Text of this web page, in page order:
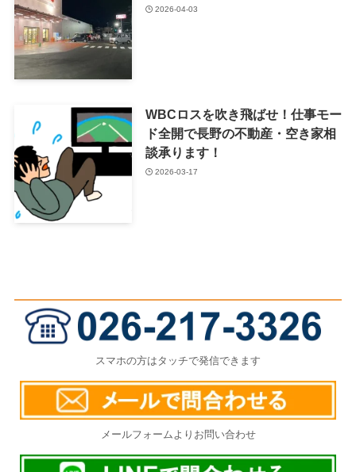
2026-04-03
WBCロスを吹き飛ばせ！仕事モー
ド全開で長野の不動産・空き家相
談承ります！
2026-03-17
スマホの方はタッチで発信できます
メールフォームよりお問い合わせ